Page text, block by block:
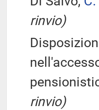
rinvio)
rinvio)